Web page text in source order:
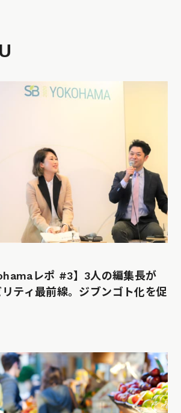
レポ #3】3人の編集長が
ティ最前線。ジブンゴト化を促